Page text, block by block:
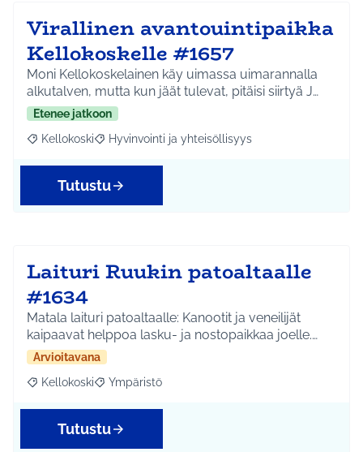
Virallinen avantouintipaikka
Kellokoskelle #1657
Moni Kellokoskelainen käy uimassa uimarannalla
alkutalven, mutta kun jäät tulevat, pitäisi siirtyä J…
Etenee jatkoon
Rajaa tulokset aihepiirin mukaan: Kellokoski
Kellokoski Rajaa tulokset teeman mukaan: Hyvinvointi ja
Hyvinvointi ja yhteisöllisyys
Tutustu
Laituri Ruukin patoaltaalle
#1634
Matala laituri patoaltaalle: Kanootit ja veneilijät
kaipaavat helppoa lasku- ja nostopaikkaa joelle.…
Arvioitavana
Rajaa tulokset aihepiirin mukaan: Kellokoski
Kellokoski Rajaa tulokset teeman mukaan: Ympäristö
Ympäristö
Tutustu